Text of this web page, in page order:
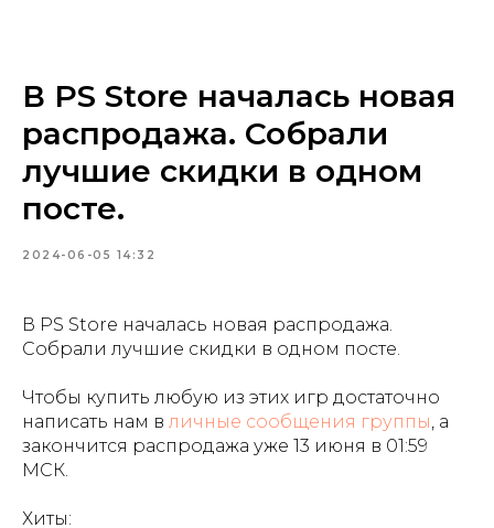
В PS Store началась новая
распродажа. Собрали
лучшие скидки в одном
посте.
2024-06-05 14:32
В PS Store началась новая распродажа.
Собрали лучшие скидки в одном посте.
Чтобы купить любую из этих игр достаточно
написать нам в личные сообщения группы, а
закончится распродажа уже 13 июня в 01:59
МСК.
Хиты: